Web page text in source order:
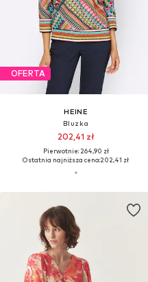
OFERTA
HEINE
Bluzka
202,41 zł
Pierwotnie: 264,90 zł
Ostatnia najniższa cena:202,41 zł